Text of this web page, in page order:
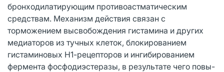
бронходилатирующим противоастматическим
средствам. Механизм действия связан с
торможением высвобождения гистамина и других
медиаторов из тучных клеток, блокированием
гистаминовых Н1-рецепторов и ингибированием
фермента фосфодиэстеразы, в результате чего повы-